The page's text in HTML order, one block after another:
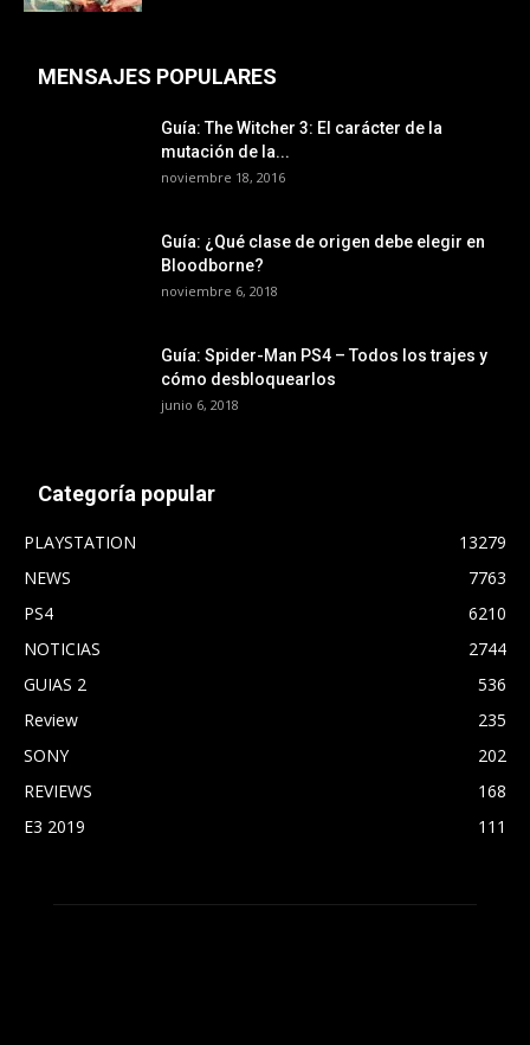
MENSAJES POPULARES
Guía: The Witcher 3: El carácter de la
mutación de la...
noviembre 18, 2016
Guía: ¿Qué clase de origen debe elegir en
Bloodborne?
noviembre 6, 2018
Guía: Spider-Man PS4 – Todos los trajes y
cómo desbloquearlos
junio 6, 2018
Categoría popular
PLAYSTATION
13279
NEWS
7763
PS4
6210
NOTICIAS
2744
GUIAS 2
536
Review
235
SONY
202
REVIEWS
168
E3 2019
111